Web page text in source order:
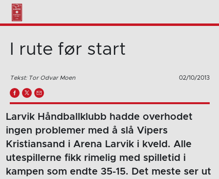
I rute før start
Tekst: Tor Odvar Moen 02/10/2013
Larvik Håndballklubb hadde overhodet
ingen problemer med å slå Vipers
Kristiansand i Arena Larvik i kveld. Alle
utespillerne fikk rimelig med spilletid i
kampen som endte 35-15. Det meste ser ut